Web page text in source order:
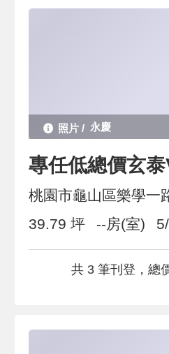
永慶
桃園市龜山區樂學一
39.79 坪
--房(室)
共 3 筆刊登，總